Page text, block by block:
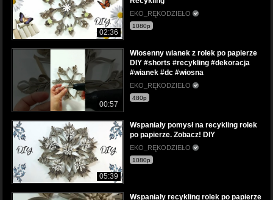
02:36
EKO_RĘKODZIEŁO
1080p
00:57
Wiosenny wianek z rolek po papierze
DIY #shorts #recykling #dekoracja
#wianek #dc #wiosna
EKO_RĘKODZIEŁO
480p
05:39
Wspaniały pomysł na recykling rolek
po papierze. Zobacz! DIY
EKO_RĘKODZIEŁO
1080p
Wspaniały recykling rolek po papierze